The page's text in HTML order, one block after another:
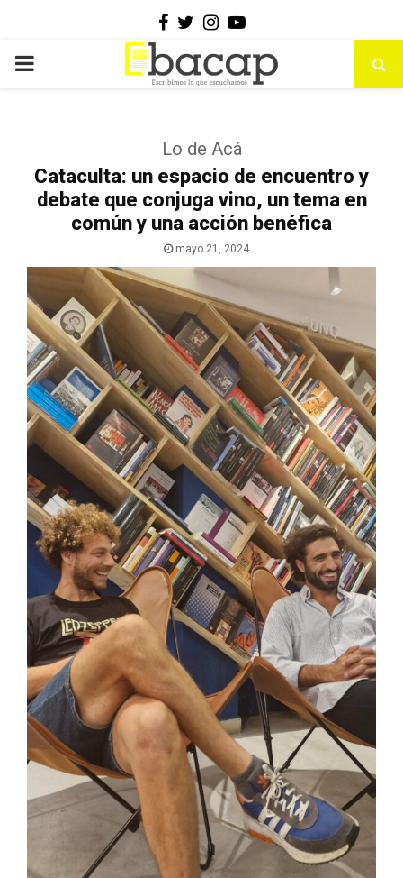
Facebook
Twitter
Instagram
Youtube
PRIMARY
Lo de Acá
Cataculta: un espacio de encuentro y
debate que conjuga vino, un tema en
común y una acción benéfica
mayo 21, 2024